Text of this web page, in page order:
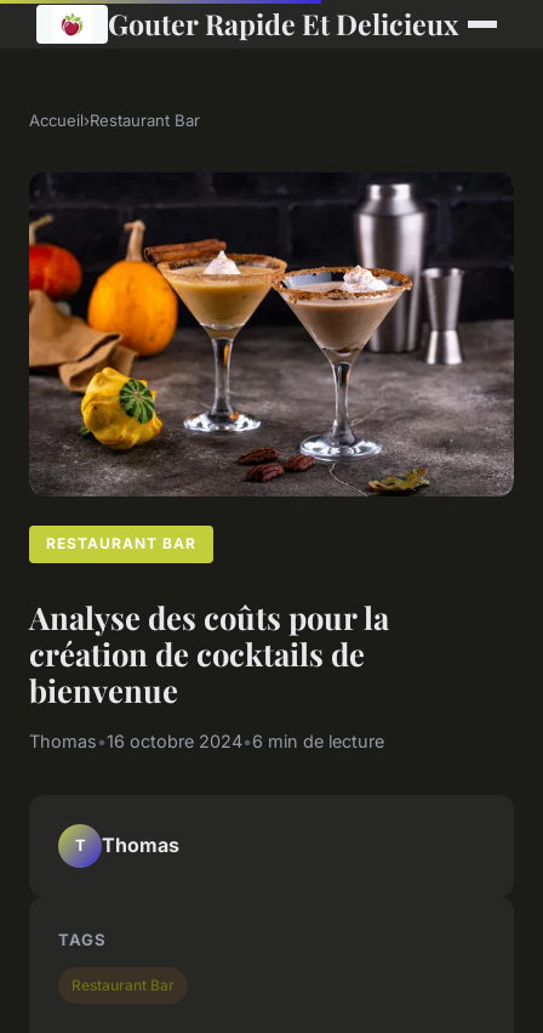
Gouter Rapide Et Delicieux
Accueil›Restaurant Bar
RESTAURANT BAR
Analyse des coûts pour la
création de cocktails de
bienvenue
Thomas•16 octobre 2024•6 min de lecture
T Thomas
TAGS
Restaurant Bar